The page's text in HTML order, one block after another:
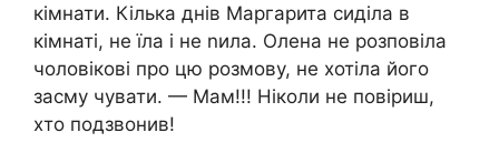
кімнати. Кілька днів Маргарита сиділа в
кімнаті, не їла і не nила. Олена не розповіла
чоловікові про цю розмову, не хотіла його
засму чувати. — Мам!!! Ніколи не повіриш,
хто подзвонив!